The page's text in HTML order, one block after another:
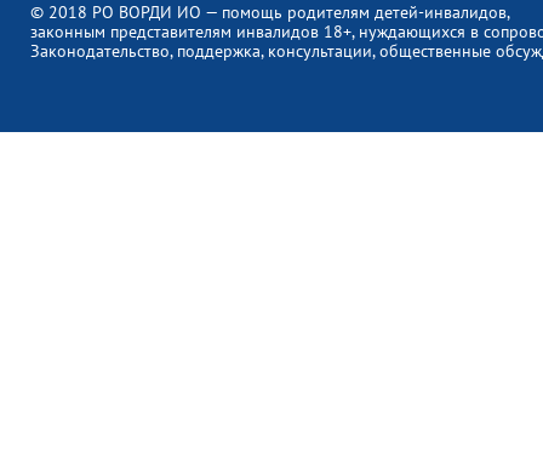
© 2018 РО ВОРДИ ИО — помощь родителям детей-инвалидов,
законным представителям инвалидов 18+, нуждающихся в
Законодательство, поддержка, консультации, общественные